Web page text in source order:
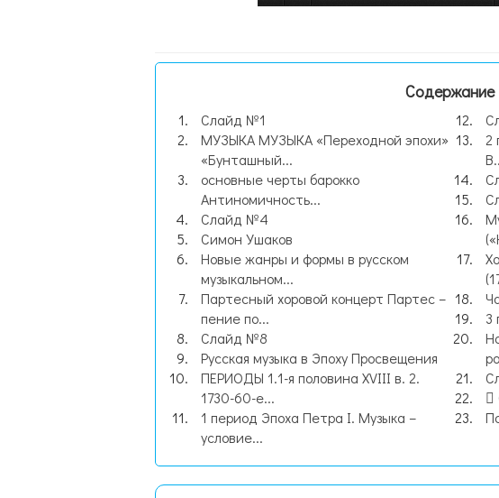
Содержание
Слайд №1
МУЗЫКА МУЗЫКА «Переходной эпохи»
«Бунташный...
основные черты барокко
Антиномичность...
Слайд №4
Симон Ушаков
Новые жанры и формы в русском
музыкальном...
Партесный хоровой концерт Партес –
пение по...
Слайд №8
Русская музыка в Эпоху Просвещения
ПЕРИОДЫ 1.1-я половина XVIII в. 2.
1730-60-е...
1 период Эпоха Петра I. Музыка –
условие...
2
3